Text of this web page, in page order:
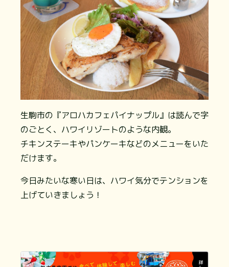
生駒市の『アロハカフェパイナップル』は読んで字
のごとく、ハワイリゾートのような内観。
チキンステーキやパンケーキなどのメニューをいた
だけます。
今日みたいな寒い日は、ハワイ気分でテンションを
上げていきましょう！